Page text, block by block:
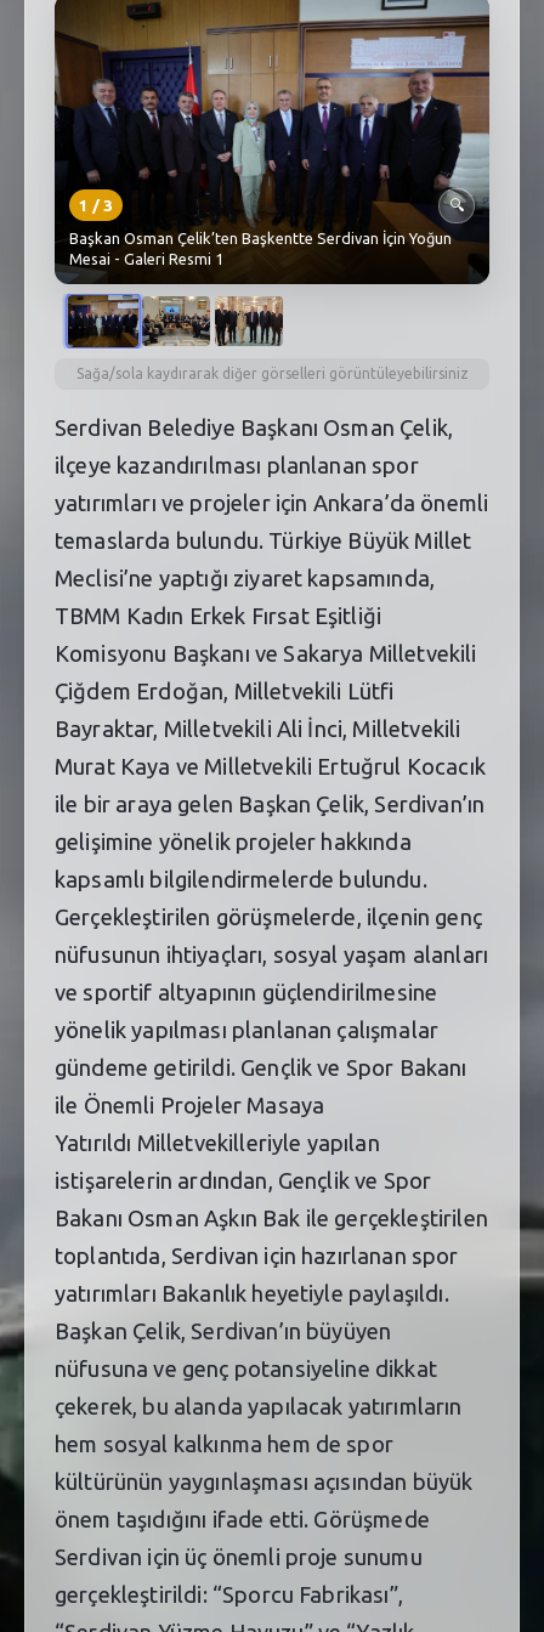
1 /3
🔍
Başkan Osman Çelik’ten Başkentte Serdivan İçin Yoğun
Mesai - Galeri Resmi 1
Sağa/sola kaydırarak diğer görselleri görüntüleyebilirsiniz
Serdivan Belediye Başkanı Osman Çelik,
ilçeye kazandırılması planlanan spor
yatırımları ve projeler için Ankara’da önemli
temaslarda bulundu. Türkiye Büyük Millet
Meclisi’ne yaptığı ziyaret kapsamında,
TBMM Kadın Erkek Fırsat Eşitliği
Komisyonu Başkanı ve Sakarya Milletvekili
Çiğdem Erdoğan, Milletvekili Lütfi
Bayraktar, Milletvekili Ali İnci, Milletvekili
Murat Kaya ve Milletvekili Ertuğrul Kocacık
ile bir araya gelen Başkan Çelik, Serdivan’ın
gelişimine yönelik projeler hakkında
kapsamlı bilgilendirmelerde bulundu.
Gerçekleştirilen görüşmelerde, ilçenin genç
nüfusunun ihtiyaçları, sosyal yaşam alanları
ve sportif altyapının güçlendirilmesine
yönelik yapılması planlanan çalışmalar
gündeme getirildi. Gençlik ve Spor Bakanı
ile Önemli Projeler Masaya
Yatırıldı Milletvekilleriyle yapılan
istişarelerin ardından, Gençlik ve Spor
Bakanı Osman Aşkın Bak ile gerçekleştirilen
toplantıda, Serdivan için hazırlanan spor
yatırımları Bakanlık heyetiyle paylaşıldı.
Başkan Çelik, Serdivan’ın büyüyen
nüfusuna ve genç potansiyeline dikkat
çekerek, bu alanda yapılacak yatırımların
hem sosyal kalkınma hem de spor
kültürünün yaygınlaşması açısından büyük
önem taşıdığını ifade etti. Görüşmede
Serdivan için üç önemli proje sunumu
gerçekleştirildi: “Sporcu Fabrikası”,
E NÖBETÇI ECZANELER
SABSIS - AFET
TRAFIKPARK
KÜREK
PARKLAR
PAZAR YERLERI
PLANETARYUM